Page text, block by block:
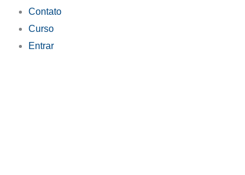
Contato
Curso
Entrar